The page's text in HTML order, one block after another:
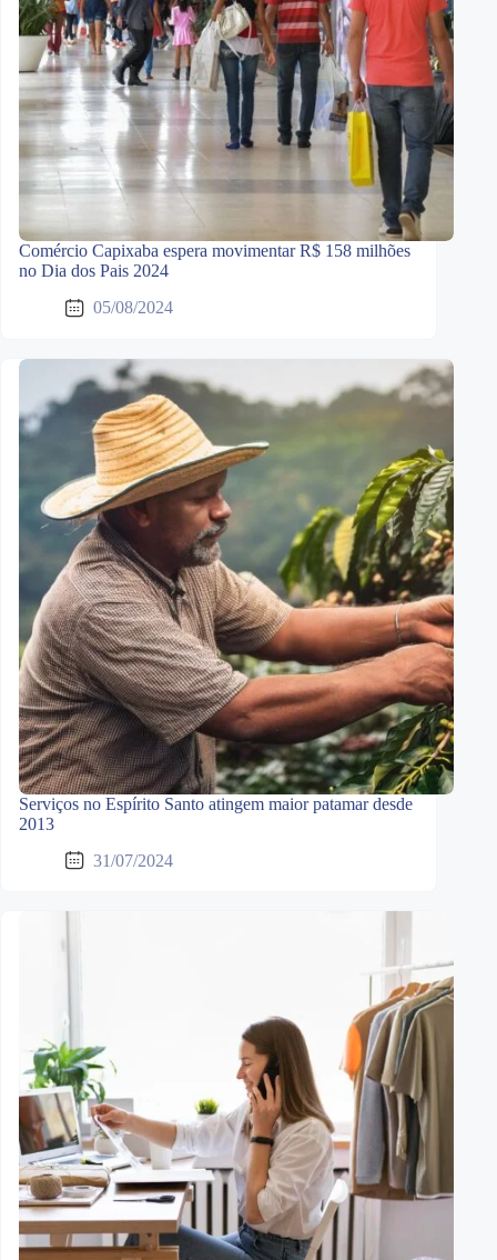
Comércio Capixaba espera movimentar R$ 158 milhões
no Dia dos Pais 2024
05/08/2024
Serviços no Espírito Santo atingem maior patamar desde
2013
31/07/2024